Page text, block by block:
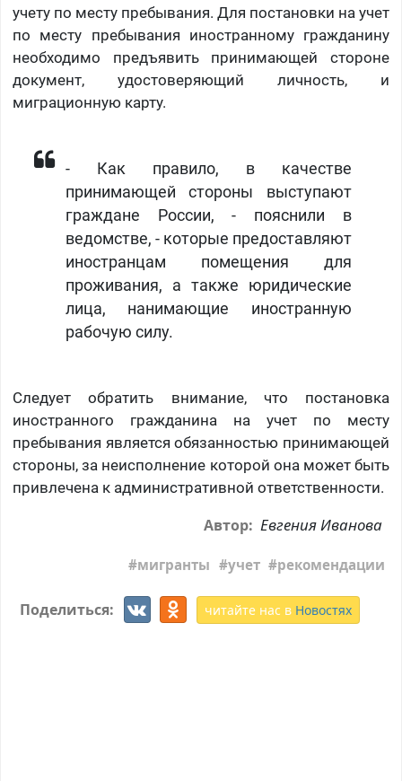
учету по месту пребывания. Для постановки на учет
по месту пребывания иностранному гражданину
необходимо предъявить принимающей стороне
документ, удостоверяющий личность, и
миграционную карту.
- Как правило, в качестве
принимающей стороны выступают
граждане России, - пояснили в
ведомстве, - которые предоставляют
иностранцам помещения для
проживания, а также юридические
лица, нанимающие иностранную
рабочую силу.
Следует обратить внимание, что постановка
иностранного гражданина на учет по месту
пребывания является обязанностью принимающей
стороны, за неисполнение которой она может быть
привлечена к административной ответственности.
Автор: Евгения Иванова
мигранты учет рекомендации
Поделиться: читайте нас в Новостях